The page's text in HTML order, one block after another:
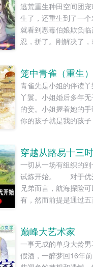
逃荒重生种田空间团
生了，还重生到了一
就看到恶毒伯娘欺负
忍，拼了。刚解决了
笼中青雀（重生）
青雀先是小姐的伴读
丫鬟。小姐婚后多年
的妾。小姐握着她的
你的孩子就是我的孩
她的一双儿女日渐长大
才学过人，人人都说
女儿被送去和番儿子
以嫉妒盗窃两重罪名
雀死不瞑目。她想问一
为什么这样待她？为什
重来一回，她已经是姑
女儿。上一世醉眼看
依旧紧盯着她。摸着还
穿越从路易十三
一切从一场有组织的
试炼开始。 对于优
兄弟而言，航海探险
有，然而前提是通过
巅峰大艺术家
一事无成的单身大龄
假酒，一醉梦回16年